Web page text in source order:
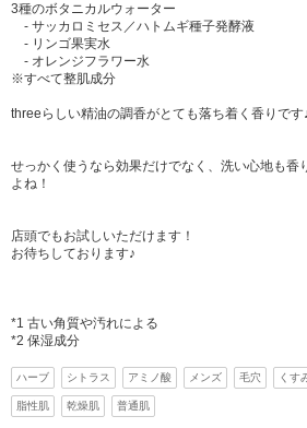
3種のボタニカルウォーター
- サッカロミセス／ハトムギ種子発酵液
- リンゴ果実水
- オレンジフラワー水
※すべて整肌成分
threeらしい精油の調香がとても落ち着く香りです
せっかく使うなら効果だけでなく、洗い心地も香
よね！
店頭でもお試しいただけます！
お待ちしております♪
*1 古い角質や汚れによる
*2 保湿成分
ハーブ シトラス アミノ酸 メンズ 毛穴 くす
脂性肌 乾燥肌 普通肌